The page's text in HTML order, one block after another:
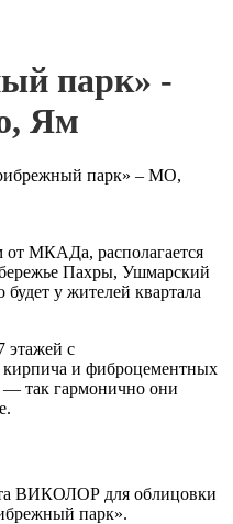
парк» -
Ям
парк» – МО,
МКАДа, располагается
Пахры, Ушмарский
у жителей квартала
этажей с
и фиброцементных
— так гармонично они
ВИКОЛОР для облицовки
парк».